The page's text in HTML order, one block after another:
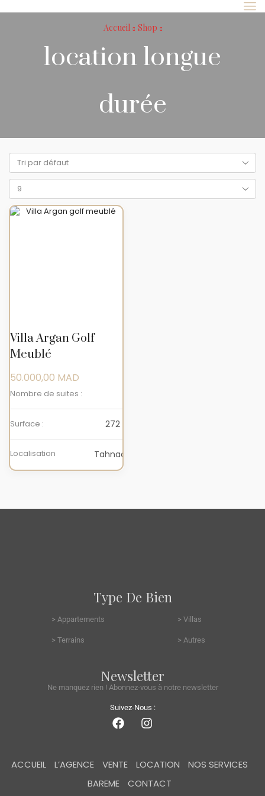
Accueil Shop
location longue
durée
Villa Argan Golf
Meublé
50.000,00 MAD
Nombre de suites :
Surface : 272 m2
Localisation Tahnaout
Type De Bien
> Appartements > Villas
> Terrains > Autres
Newsletter
Ne manquez rien ! Abonnez-vous à notre newsletter
Suivez-Nous :
ACCUEIL L’AGENCE VENTE LOCATION
NOS SERVICES
BAREME
CONTACT